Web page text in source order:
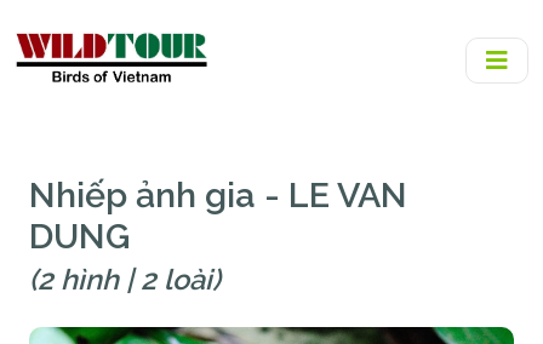
Nhiếp ảnh gia - LE VAN
DUNG
(2 hình | 2 loài)